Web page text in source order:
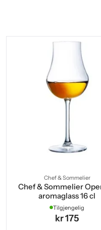
Chef & Sommelier
Chef & Sommelier
aromaglass 16 cl
Tilgjengelig
kr 175